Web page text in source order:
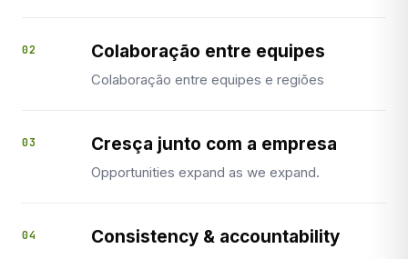
02 Colaboração entre equipes
Colaboração entre equipes e regiões
03 Cresça junto com a empresa
Opportunities expand as we expand.
04 Consistency & accountability